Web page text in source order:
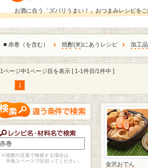
お酒に合う「ズバリうまい！」おつまみレシピを
■ 赤巻（を含む） 焼酎(米)にあうレシピ 加工品
1ページ中1ページ目を表示 [ 1-1件目/1件中 ]
1
※複数の言葉で検索する場合は、
半角スペースで区切ってください。
金沢おでん